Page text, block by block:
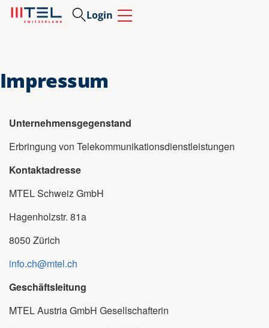
Login
Impressum
Unternehmensgegenstand
Erbringung von Telekommunikationsdienstleistungen
Kontaktadresse
MTEL Schweiz GmbH
Hagenholzstr. 81a
8050 Zürich
info.ch@mtel.ch
Geschäftsleitung
MTEL Austria GmbH Gesellschafterin